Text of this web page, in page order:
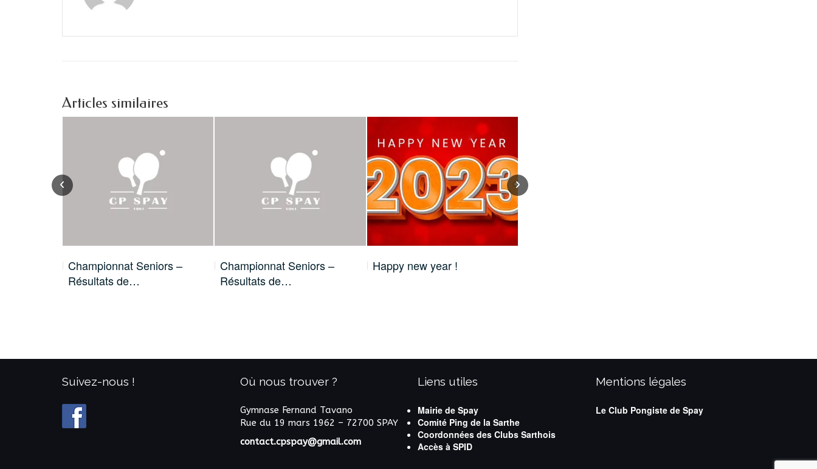
Articles similaires
Championnat Seniors –
Résultats de…
Championnat Seniors –
Résultats de…
Happy new year !
Suivez-nous ! Où nous trouver ?
Gymnase Fernand Tavano
Rue du 19 mars 1962 – 72700 SPAY
contact.cpspay@gmail.com
Liens utiles
Mairie de Spay
Comité Ping de la Sarthe
Coordonnées des Clubs Sarthois
Accès à SPID
Mentions légales
Le Club Pongiste de Spay